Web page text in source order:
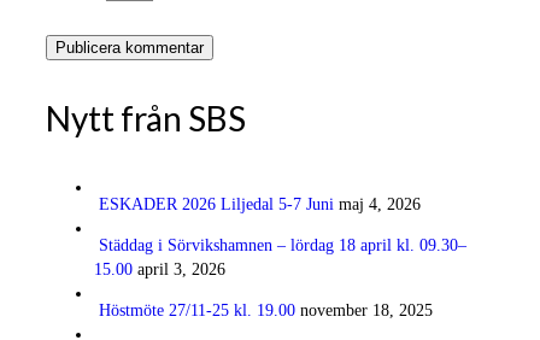
Nytt från SBS
ESKADER 2026 Liljedal 5-7 Juni maj 4, 2026
Städdag i Sörvikshamnen – lördag 18 april kl. 09.30–
15.00 april 3, 2026
Höstmöte 27/11-25 kl. 19.00 november 18, 2025